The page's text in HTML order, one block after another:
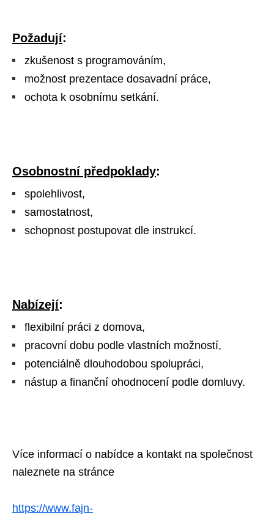
Požadují:
zkušenost s programováním,
možnost prezentace dosavadní práce,
ochota k osobnímu setkání.
Osobnostní předpoklady:
spolehlivost,
samostatnost,
schopnost postupovat dle instrukcí.
Nabízejí:
flexibilní práci z domova,
pracovní dobu podle vlastních možností,
potenciálně dlouhodobou spolupráci,
nástup a finanční ohodnocení podle domluvy.
Více informací o nabídce a kontakt na společnost
naleznete na stránce
https://www.fajn-